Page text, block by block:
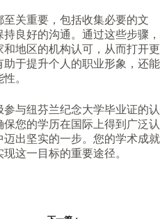
关重要，包括收集必要的文
良好的沟通。通过这些步骤，
地区的机构认可，从而打开更
于提升个人的职业形象，还能
。
与纽芬兰纪念大学毕业证的认
您的学历在国际上得到广泛认
出坚实的一步。您的学术成就
这一目标的重要途径。